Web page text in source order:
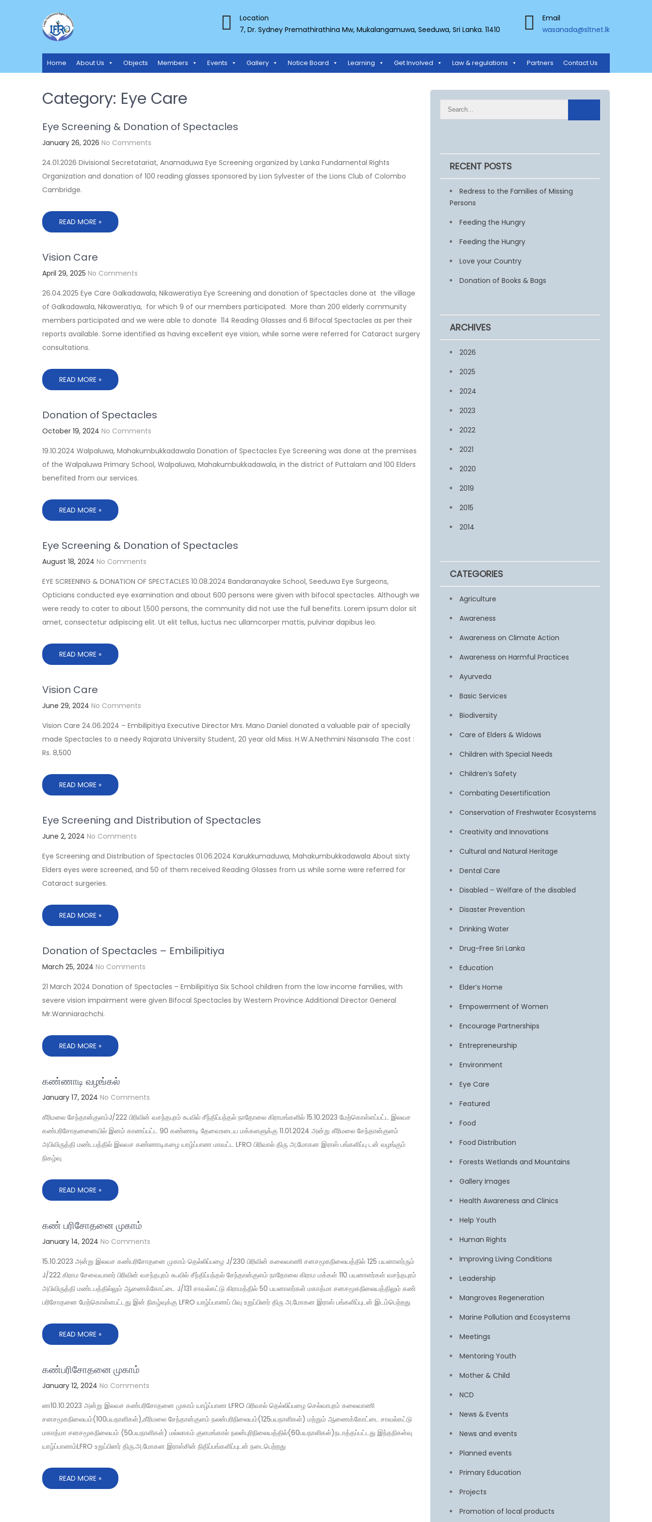
LANKA FUNDAMENTAL RIGHTS ORGANIZATION
Location
7, Dr. Sydney Premathirathina Mw, Mukalangamuwa, Seeduwa, Sri Lanka. 11410
Email
wasanada@sltnet.lk
Home About Us Objects Members Events Gallery Notice Board Learning Get Involved Law & regulations Partners Contact Us
Category: Eye Care
Eye Screening & Donation of Spectacles
January 26, 2026 No Comments
24.01.2026 Divisional Secretatariat, Anamaduwa Eye Screening organized by Lanka Fundamental Rights
Organization and donation of 100 reading glasses sponsored by Lion Sylvester of the Lions Club of Colombo
Cambridge.
READ MORE »
Vision Care
April 29, 2025 No Comments
26.04.2025 Eye Care Galkadawala, Nikaweratiya Eye Screening and donation of Spectacles done at the village
of Galkadawala, Nikaweratiya, for which 9 of our members participated. More than 200 elderly community
members participated and we were able to donate 114 Reading Glasses and 6 Bifocal Spectacles as per their
reports available. Some identified as having excellent eye vision, while some were referred for Cataract surgery
consultations.
READ MORE »
Donation of Spectacles
October 19, 2024 No Comments
19.10.2024 Walpaluwa, Mahakumbukkadawala Donation of Spectacles Eye Screening was done at the premises
of the Walpaluwa Primary School, Walpaluwa, Mahakumbukkadawala, in the district of Puttalam and 100 Elders
benefited from our services.
READ MORE »
Eye Screening & Donation of Spectacles
August 18, 2024 No Comments
EYE SCREENING & DONATION OF SPECTACLES 10.08.2024 Bandaranayake School, Seeduwa Eye Surgeons,
Opticians conducted eye examination and about 600 persons were given with bifocal spectacles. Although we
were ready to cater to about 1,500 persons, the community did not use the full benefits. Lorem ipsum dolor sit
amet, consectetur adipiscing elit. Ut elit tellus, luctus nec ullamcorper mattis, pulvinar dapibus leo.
READ MORE »
Vision Care
June 29, 2024 No Comments
Vision Care 24.06.2024 – Embilipitiya Executive Director Mrs. Mano Daniel donated a valuable pair of specially
made Spectacles to a needy Rajarata University Student, 20 year old Miss. H.W.A.Nethmini Nisansala The cost :
Rs. 8,500
READ MORE »
Eye Screening and Distribution of Spectacles
June 2, 2024 No Comments
Eye Screening and Distribution of Spectacles 01.06.2024 Karukkumaduwa, Mahakumbukkadawala About sixty
Elders eyes were screened, and 50 of them received Reading Glasses from us while some were referred for
Cataract surgeries.
READ MORE »
Donation of Spectacles – Embilipitiya
March 25, 2024 No Comments
21 March 2024 Donation of Spectacles – Embilipitiya Six School children from the low income families, with
severe vision impairment were given Bifocal Spectacles by Western Province Additional Director General
Mr.Wanniarachchi.
READ MORE »
கண்ணாடி வழங்கல்
January 17, 2024 No Comments
கீரிமலை சேந்தான்குளம்J/222 பிரிவின் வசந்தபுரம் கூவில் சீந்திப்பந்தல் நாதோலை கிராமங்களில் 15.10.2023 மேற்கொள்ளப்பட்ட‌ இலவச
கண்பரிசோதனனையில் இனம் காணப்பட்ட 90 கண்ணாடி தேவைஉடைய மக்களளுக்கு 11.01.2024 அன்று கீரிமலை சேந்தான்குளம்
அபிவிருத்தி மண்டபத்தில் இலவச கண்ணாடிகழை யாழ்ப்பாண மாவட்ட LFRO பிரிவால் திரு அ.மோகன இராஸ் பங்களிப்பு டன் வழங்கும்
நிகழ்வு
READ MORE »
கண் பரிசோதனை முகாம்
January 14, 2024 No Comments
15.10.2023 அன்று இலவச கண்பரிசோதனை முகாம் தெல்லிப்பழை J/230 பிரிவின் கலைவாணி சனசமூகநிலையத்தில் 125 பயனாளர்ரும்
‌J/222 கிராம சேவையாளர் பிரிவின் வசந்தபுரம் கூவில் சீந்திப்பந்தல் சேந்தான்குளம் நாதோலை கிராம மக்கள் 110 பயனாளர்கள் வசந்தபுரம்
அபிவிருத்தி மண்டபத்தில்லும் ஆணைக்கோட்டை J/131 சாவல்கட்டு ‌கிராமத்தில் 50 பயனாளர்கள் மகாத்மா சனசமூகநிலையத்திலும் கண்
பரிசோதனை மேற்கொள்ளபட்டது இன் நிகழ்வுக்கு LFRO யாழ்ப்பாணப் பிவு உறுப்பினர் திரு அ.மோகன இராஸ் பங்களிப்புடன் இடம்பெற்றது
READ MORE »
கண்பரிசோதனை முகாம்
January 12, 2024 No Comments
ண10.10.2023 அன்று இலவச கண்பரிசோதனை முகாம் யாழ்ப்பாண LFRO பிரிவால் தெல்லிப்பழை செல்வாபுரம் கலைவாணி
சனசமூகநிலையம்(100பயநாளிகள்),கீரிமலை சேந்தான்குளம் நலன்பரிநிலையம்(125பயநாளிகள்) மற்றும் ஆணைக்கோட்டை சாவல்கட்டு
மகாத்மா சனசமூகநிலையம் (50பயநாளிகள்) மல்லாகம் குளமங்கால் நலன்புரிநிலையத்தில்(60பயநாளிகள்)நடாத்தப்பட்டது இந்தநிகள்வு
யாழ்ப்பாணம்LFRO உறுப்பினர் திரு.அ.மோகன இராஸ்சின் நிதிப்பங்களிப்புடன் நடைபெற்றது
READ MORE »
RECENT POSTS
Redress to the Families of Missing
Persons
Feeding the Hungry
Feeding the Hungry
Love your Country
Donation of Books & Bags
ARCHIVES
2026
2025
2024
2023
2022
2021
2020
2019
2015
2014
CATEGORIES
Agriculture
Awareness
Awareness on Climate Action
Awareness on Harmful Practices
Ayurveda
Basic Services
Biodiversity
Care of Elders & Widows
Children with Special Needs
Children’s Safety
Combating Desertification
Conservation of Freshwater Ecosystems
Creativity and Innovations
Cultural and Natural Heritage
Dental Care
Disabled – Welfare of the disabled
Disaster Prevention
Drinking Water
Drug-Free Sri Lanka
Education
Elder’s Home
Empowerment of Women
Encourage Partnerships
Entrepreneurship
Environment
Eye Care
Featured
Food
Food Distribution
Forests Wetlands and Mountains
Gallery Images
Health Awareness and Clinics
Help Youth
Human Rights
Improving Living Conditions
Leadership
Mangroves Regeneration
Marine Pollution and Ecosystems
Meetings
Mentoring Youth
Mother & Child
NCD
News & Events
News and events
Planned events
Primary Education
Projects
Promotion of local products